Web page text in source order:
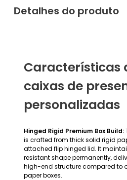
Detalhes do produto
Características
caixas de
personalizadas
Hinged Rigid Premium Box Build:
is crafted from thick solid rigid
attached flip hinged lid. It
resistant shape permanently,
high-end structure compared to
paper boxes.